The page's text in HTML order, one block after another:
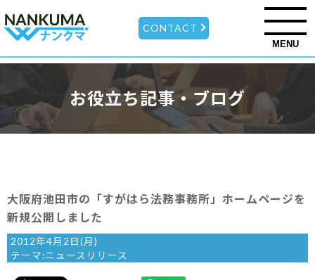
CONTACT
MENU
お役立ち記事・ブログ
大阪府池田市の「すがはら法務事務所」ホームページを
新規公開しました
2012年4月2日(月)
テーマ:ニュースリリース